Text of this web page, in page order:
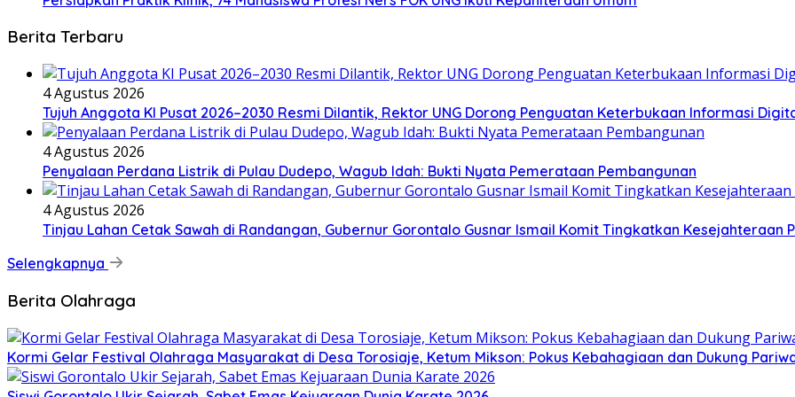
Berita Terbaru
4 Agustus 2026
Tujuh Anggota KI Pusat 2026–2030 Resmi Dilantik, Rektor UNG Dorong Penguatan Keterbukaan Informasi
4 Agustus 2026
Penyalaan Perdana Listrik di Pulau Dudepo, Wagub Idah: Bukti Nyata Pemerataan Pembangunan
4 Agustus 2026
Tinjau Lahan Cetak Sawah di Randangan, Gubernur Gorontalo Gusnar Ismail Komit Tingkatkan Kesejahteraan
Selengkapnya
Berita Olahraga
Kormi Gelar Festival Olahraga Masyarakat di Desa Torosiaje, Ketum Mikson: Pokus Kebahagiaan dan Dukung